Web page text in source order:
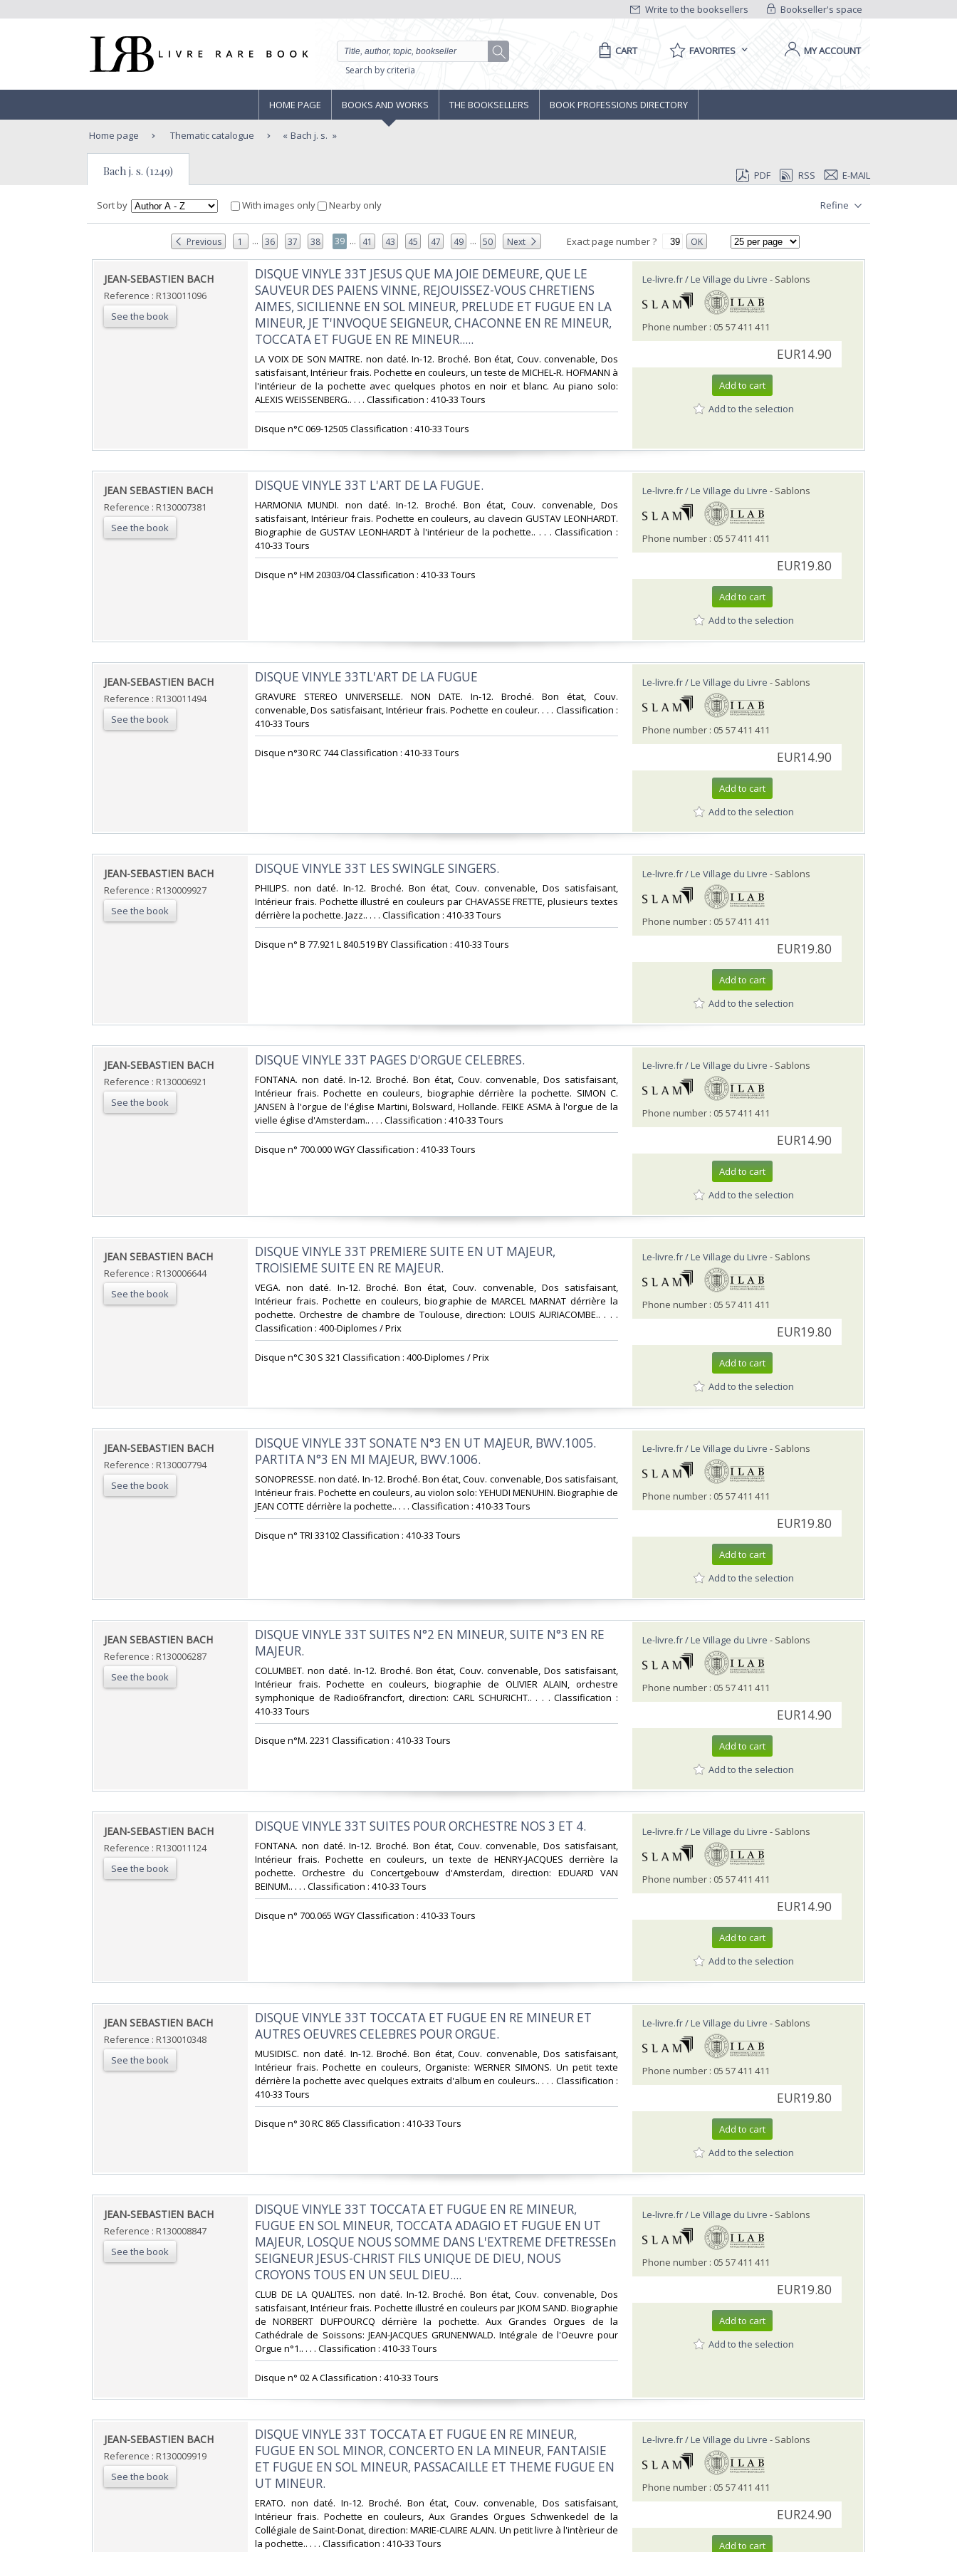
Bookseller's space
Write to the booksellers
Search by criteria
CART FAVORITES MY ACCOUNT
HOME PAGE BOOKS AND WORKS THE BOOKSELLERS BOOK PROFESSIONS DIRECTORY
Home page Thematic catalogue Bach j. s.
Bach j. s. (1249) PDF RSS E-MAIL
Sort by With images only Nearby only Refine
Previous 1 ... 36 37 38 39 ... 41 43 45 47 49 ... 50 Next Exact page number ? OK
‎JEAN-SEBASTIEN BACH‎
Reference : R130011096
See the book
‎DISQUE VINYLE 33T JESUS QUE MA JOIE DEMEURE, QUE LE
SAUVEUR DES PAIENS VINNE, REJOUISSEZ-VOUS CHRETIENS
AIMES, SICILIENNE EN SOL MINEUR, PRELUDE ET FUGUE EN LA
MINEUR, JE T'INVOQUE SEIGNEUR, CHACONNE EN RE MINEUR,
TOCCATA ET FUGUE EN RE MINEUR.....‎
‎LA VOIX DE SON MAITRE. non daté. In-12. Broché. Bon état, Couv. convenable, Dos
satisfaisant, Intérieur frais. Pochette en couleurs, un teste de MICHEL-R. HOFMANN à
l'intérieur de la pochette avec quelques photos en noir et blanc. Au piano solo:
ALEXIS WEISSENBERG.. . . . Classification : 410-33 Tours‎
‎Disque n°C 069-12505 Classification : 410-33 Tours‎
Le-livre.fr / Le Village du Livre - Sablons
Phone number : 05 57 411 411
EUR14.90
Add to cart
Add to the selection
‎JEAN SEBASTIEN BACH‎
Reference : R130007381
See the book
‎DISQUE VINYLE 33T L'ART DE LA FUGUE.‎
‎HARMONIA MUNDI. non daté. In-12. Broché. Bon état, Couv. convenable, Dos
satisfaisant, Intérieur frais. Pochette en couleurs, au clavecin GUSTAV LEONHARDT.
Biographie de GUSTAV LEONHARDT à l'intérieur de la pochette.. . . . Classification :
410-33 Tours‎
‎Disque n° HM 20303/04 Classification : 410-33 Tours‎
Le-livre.fr / Le Village du Livre - Sablons
Phone number : 05 57 411 411
EUR19.80
Add to cart
Add to the selection
‎JEAN-SEBASTIEN BACH‎
Reference : R130011494
See the book
‎DISQUE VINYLE 33TL'ART DE LA FUGUE‎
‎GRAVURE STEREO UNIVERSELLE. NON DATE. In-12. Broché. Bon état, Couv.
convenable, Dos satisfaisant, Intérieur frais. Pochette en couleur. . . . Classification :
410-33 Tours‎
‎Disque n°30 RC 744 Classification : 410-33 Tours‎
Le-livre.fr / Le Village du Livre - Sablons
Phone number : 05 57 411 411
EUR14.90
Add to cart
Add to the selection
‎JEAN-SEBASTIEN BACH‎
Reference : R130009927
See the book
‎DISQUE VINYLE 33T LES SWINGLE SINGERS.‎
‎PHILIPS. non daté. In-12. Broché. Bon état, Couv. convenable, Dos satisfaisant,
Intérieur frais. Pochette illustré en couleurs par CHAVASSE FRETTE, plusieurs textes
dérrière la pochette. Jazz.. . . . Classification : 410-33 Tours‎
‎Disque n° B 77.921 L 840.519 BY Classification : 410-33 Tours‎
Le-livre.fr / Le Village du Livre - Sablons
Phone number : 05 57 411 411
EUR19.80
Add to cart
Add to the selection
‎JEAN-SEBASTIEN BACH‎
Reference : R130006921
See the book
‎DISQUE VINYLE 33T PAGES D'ORGUE CELEBRES.‎
‎FONTANA. non daté. In-12. Broché. Bon état, Couv. convenable, Dos satisfaisant,
Intérieur frais. Pochette en couleurs, biographie dérrière la pochette. SIMON C.
JANSEN à l'orgue de l'église Martini, Bolsward, Hollande. FEIKE ASMA à l'orgue de la
vielle église d'Amsterdam.. . . . Classification : 410-33 Tours‎
‎Disque n° 700.000 WGY Classification : 410-33 Tours‎
Le-livre.fr / Le Village du Livre - Sablons
Phone number : 05 57 411 411
EUR14.90
Add to cart
Add to the selection
‎JEAN SEBASTIEN BACH‎
Reference : R130006644
See the book
‎DISQUE VINYLE 33T PREMIERE SUITE EN UT MAJEUR,
TROISIEME SUITE EN RE MAJEUR.‎
‎VEGA. non daté. In-12. Broché. Bon état, Couv. convenable, Dos satisfaisant,
Intérieur frais. Pochette en couleurs, biographie de MARCEL MARNAT dérrière la
pochette. Orchestre de chambre de Toulouse, direction: LOUIS AURIACOMBE.. . . .
Classification : 400-Diplomes / Prix‎
‎Disque n°C 30 S 321 Classification : 400-Diplomes / Prix‎
Le-livre.fr / Le Village du Livre - Sablons
Phone number : 05 57 411 411
EUR19.80
Add to cart
Add to the selection
‎JEAN-SEBASTIEN BACH‎
Reference : R130007794
See the book
‎DISQUE VINYLE 33T SONATE N°3 EN UT MAJEUR, BWV.1005.
PARTITA N°3 EN MI MAJEUR, BWV.1006.‎
‎SONOPRESSE. non daté. In-12. Broché. Bon état, Couv. convenable, Dos satisfaisant,
Intérieur frais. Pochette en couleurs, au violon solo: YEHUDI MENUHIN. Biographie de
JEAN COTTE dérrière la pochette.. . . . Classification : 410-33 Tours‎
‎Disque n° TRI 33102 Classification : 410-33 Tours‎
Le-livre.fr / Le Village du Livre - Sablons
Phone number : 05 57 411 411
EUR19.80
Add to cart
Add to the selection
‎JEAN SEBASTIEN BACH‎
Reference : R130006287
See the book
‎DISQUE VINYLE 33T SUITES N°2 EN MINEUR, SUITE N°3 EN RE
MAJEUR.‎
‎COLUMBET. non daté. In-12. Broché. Bon état, Couv. convenable, Dos satisfaisant,
Intérieur frais. Pochette en couleurs, biographie de OLIVIER ALAIN, orchestre
symphonique de Radio6francfort, direction: CARL SCHURICHT.. . . . Classification :
410-33 Tours‎
‎Disque n°M. 2231 Classification : 410-33 Tours‎
Le-livre.fr / Le Village du Livre - Sablons
Phone number : 05 57 411 411
EUR14.90
Add to cart
Add to the selection
‎JEAN-SEBASTIEN BACH‎
Reference : R130011124
See the book
‎DISQUE VINYLE 33T SUITES POUR ORCHESTRE NOS 3 ET 4.‎
‎FONTANA. non daté. In-12. Broché. Bon état, Couv. convenable, Dos satisfaisant,
Intérieur frais. Pochette en couleurs, un texte de HENRY-JACQUES derrière la
pochette. Orchestre du Concertgebouw d'Amsterdam, direction: EDUARD VAN
BEINUM.. . . . Classification : 410-33 Tours‎
‎Disque n° 700.065 WGY Classification : 410-33 Tours‎
Le-livre.fr / Le Village du Livre - Sablons
Phone number : 05 57 411 411
EUR14.90
Add to cart
Add to the selection
‎JEAN SEBASTIEN BACH‎
Reference : R130010348
See the book
‎DISQUE VINYLE 33T TOCCATA ET FUGUE EN RE MINEUR ET
AUTRES OEUVRES CELEBRES POUR ORGUE.‎
‎MUSIDISC. non daté. In-12. Broché. Bon état, Couv. convenable, Dos satisfaisant,
Intérieur frais. Pochette en couleurs, Organiste: WERNER SIMONS. Un petit texte
dérrière la pochette avec quelques extraits d'album en couleurs.. . . . Classification :
410-33 Tours‎
‎Disque n° 30 RC 865 Classification : 410-33 Tours‎
Le-livre.fr / Le Village du Livre - Sablons
Phone number : 05 57 411 411
EUR19.80
Add to cart
Add to the selection
‎JEAN-SEBASTIEN BACH‎
Reference : R130008847
See the book
‎DISQUE VINYLE 33T TOCCATA ET FUGUE EN RE MINEUR,
FUGUE EN SOL MINEUR, TOCCATA ADAGIO ET FUGUE EN UT
MAJEUR, LOSQUE NOUS SOMME DANS L'EXTREME DFETRESSEn
SEIGNEUR JESUS-CHRIST FILS UNIQUE DE DIEU, NOUS
CROYONS TOUS EN UN SEUL DIEU....‎
‎CLUB DE LA QUALITES. non daté. In-12. Broché. Bon état, Couv. convenable, Dos
satisfaisant, Intérieur frais. Pochette illustré en couleurs par JKOM SAND. Biographie
de NORBERT DUFPOURCQ dérrière la pochette. Aux Grandes Orgues de la
Cathédrale de Soissons: JEAN-JACQUES GRUNENWALD. Intégrale de l'Oeuvre pour
Orgue n°1.. . . . Classification : 410-33 Tours‎
‎Disque n° 02 A Classification : 410-33 Tours‎
Le-livre.fr / Le Village du Livre - Sablons
Phone number : 05 57 411 411
EUR19.80
Add to cart
Add to the selection
‎JEAN-SEBASTIEN BACH‎
Reference : R130009919
See the book
‎DISQUE VINYLE 33T TOCCATA ET FUGUE EN RE MINEUR,
FUGUE EN SOL MINOR, CONCERTO EN LA MINEUR, FANTAISIE
ET FUGUE EN SOL MINEUR, PASSACAILLE ET THEME FUGUE EN
UT MINEUR.‎
‎ERATO. non daté. In-12. Broché. Bon état, Couv. convenable, Dos satisfaisant,
Intérieur frais. Pochette en couleurs, Aux Grandes Orgues Schwenkedel de la
Collégiale de Saint-Donat, direction: MARIE-CLAIRE ALAIN. Un petit livre à l'intèrieur de
la pochette.. . . . Classification : 410-33 Tours‎
Le-livre.fr / Le Village du Livre - Sablons
Phone number : 05 57 411 411
EUR24.90
Add to cart